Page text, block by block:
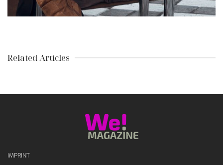
Related Articles
IMPRINT